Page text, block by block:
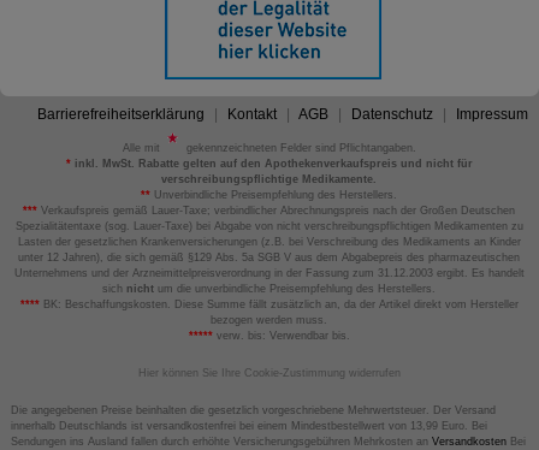
Barrierefreiheitserklärung Kontakt AGB Datenschutz Impressum
Alle mit
gekennzeichneten Felder sind Pflichtangaben.
*inkl. MwSt. Rabatte gelten auf den Apothekenverkaufspreis und nicht für
verschreibungspflichtige Medikamente.
** Unverbindliche Preisempfehlung des Herstellers.
*** Verkaufspreis gemäß Lauer-Taxe; verbindlicher Abrechnungspreis nach der Großen Deutschen
Spezialitätentaxe (sog. Lauer-Taxe) bei Abgabe von nicht verschreibungspflichtigen Medikamenten zu
Lasten der gesetzlichen Krankenversicherungen (z.B. bei Verschreibung des Medikaments an Kinder
unter 12 Jahren), die sich gemäß §129 Abs. 5a SGB V aus dem Abgabepreis des pharmazeutischen
Unternehmens und der Arzneimittelpreisverordnung in der Fassung zum 31.12.2003 ergibt. Es handelt
sich nicht um die unverbindliche Preisempfehlung des Herstellers.
****BK: Beschaffungskosten. Diese Summe fällt zusätzlich an, da der Artikel direkt vom Hersteller
bezogen werden muss.
*****verw. bis: Verwendbar bis.
Hier können Sie Ihre Cookie-Zustimmung widerrufen
Die angegebenen Preise beinhalten die gesetzlich vorgeschriebene Mehrwertsteuer. Der Versand
innerhalb Deutschlands ist versandkostenfrei bei einem Mindestbestellwert von 13,99 Euro. Bei
Sendungen ins Ausland fallen durch erhöhte Versicherungsgebühren Mehrkosten an VersandkostenBei